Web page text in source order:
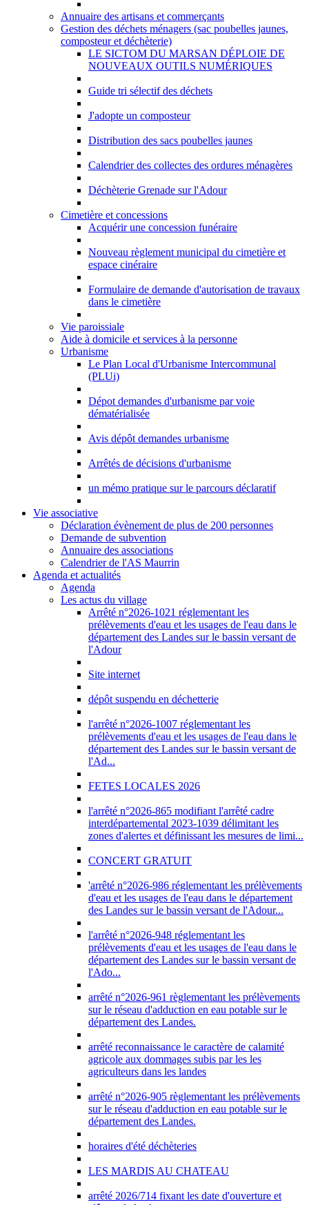
Annuaire des artisans et commerçants
Gestion des déchets ménagers (sac poubelles jaunes,
composteur et déchèterie)
LE SICTOM DU MARSAN DÉPLOIE DE
NOUVEAUX OUTILS NUMÉRIQUES
Guide tri sélectif des déchets
J'adopte un composteur
Distribution des sacs poubelles jaunes
Calendrier des collectes des ordures ménagères
Déchèterie Grenade sur l'Adour
Cimetière et concessions
Acquérir une concession funéraire
Nouveau règlement municipal du cimetière et
espace cinéraire
Formulaire de demande d'autorisation de travaux
dans le cimetière
Vie paroissiale
Aide à domicile et services à la personne
Urbanisme
Le Plan Local d'Urbanisme Intercommunal
(PLUi)
Dépot demandes d'urbanisme par voie
dématérialisée
Avis dépôt demandes urbanisme
Arrêtés de décisions d'urbanisme
un mémo pratique sur le parcours déclaratif
Vie associative
Déclaration évènement de plus de 200 personnes
Demande de subvention
Annuaire des associations
Calendrier de l'AS Maurrin
Agenda et actualités
Agenda
Les actus du village
Arrêté n°2026-1021 réglementant les
prélèvements d'eau et les usages de l'eau dans le
département des Landes sur le bassin versant de
l'Adour
Site internet
dépôt suspendu en déchetterie
l'arrêté n°2026-1007 réglementant les
prélèvements d'eau et les usages de l'eau dans le
département des Landes sur le bassin versant de
l'Ad...
FETES LOCALES 2026
l'arrêté n°2026-865 modifiant l'arrêté cadre
interdépartemental 2023-1039 délimitant les
zones d'alertes et définissant les mesures de limi...
CONCERT GRATUIT
'arrêté n°2026-986 réglementant les prélèvements
d'eau et les usages de l'eau dans le département
des Landes sur le bassin versant de l'Adour...
l'arrêté n°2026-948 réglementant les
prélèvements d'eau et les usages de l'eau dans le
département des Landes sur le bassin versant de
l'Ado...
arrêté n°2026-961 règlementant les prélèvements
sur le réseau d'adduction en eau potable sur le
département des Landes.
arrêté reconnaissance le caractère de calamité
agricole aux dommages subis par les les
agriculteurs dans les landes
arrêté n°2026-905 règlementant les prélèvements
sur le réseau d'adduction en eau potable sur le
département des Landes.
horaires d'été déchèteries
LES MARDIS AU CHATEAU
arrêté 2026/714 fixant les date d'ouverture et